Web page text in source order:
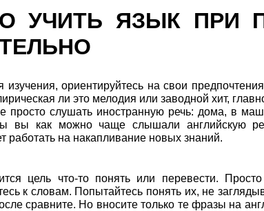
УЧИТЬ ЯЗЫК ПРИ
изучения, ориентируйтесь на свои
ли это мелодия или заводной хит,
просто слушать иностранную речь: дома, в
вы как можно чаще слышали английскую
работать на накапливание новых знаний.
цель что-то понять или перевести.
к словам. Попытайтесь понять их, не
сравните. Но вносите только те фразы на